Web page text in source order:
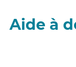
Aide à